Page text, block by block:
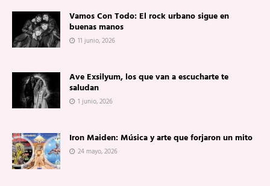
Vamos Con Todo: El rock urbano sigue en
buenas manos
11 junio, 2026
Ave Exsilyum, los que van a escucharte te
saludan
1 junio, 2026
Iron Maiden: Música y arte que forjaron un mito
24 mayo, 2026